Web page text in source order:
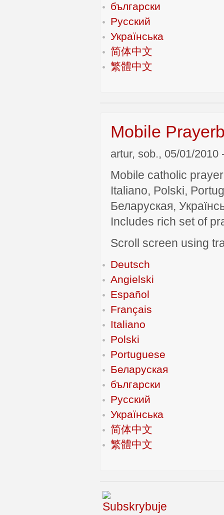
български
Русский
Українська
简体中文
繁體中文
Mobile
artur, sob., 05/01/2010
Mobile catholic
Italiano, Polski,
Беларуская,
Includes rich set of
Scroll screen using
Deutsch
Angielski
Español
Français
Italiano
Polski
Portuguese
Беларуская
български
Русский
Українська
简体中文
繁體中文